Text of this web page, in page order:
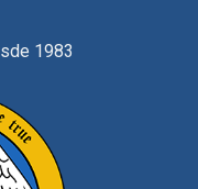
1983